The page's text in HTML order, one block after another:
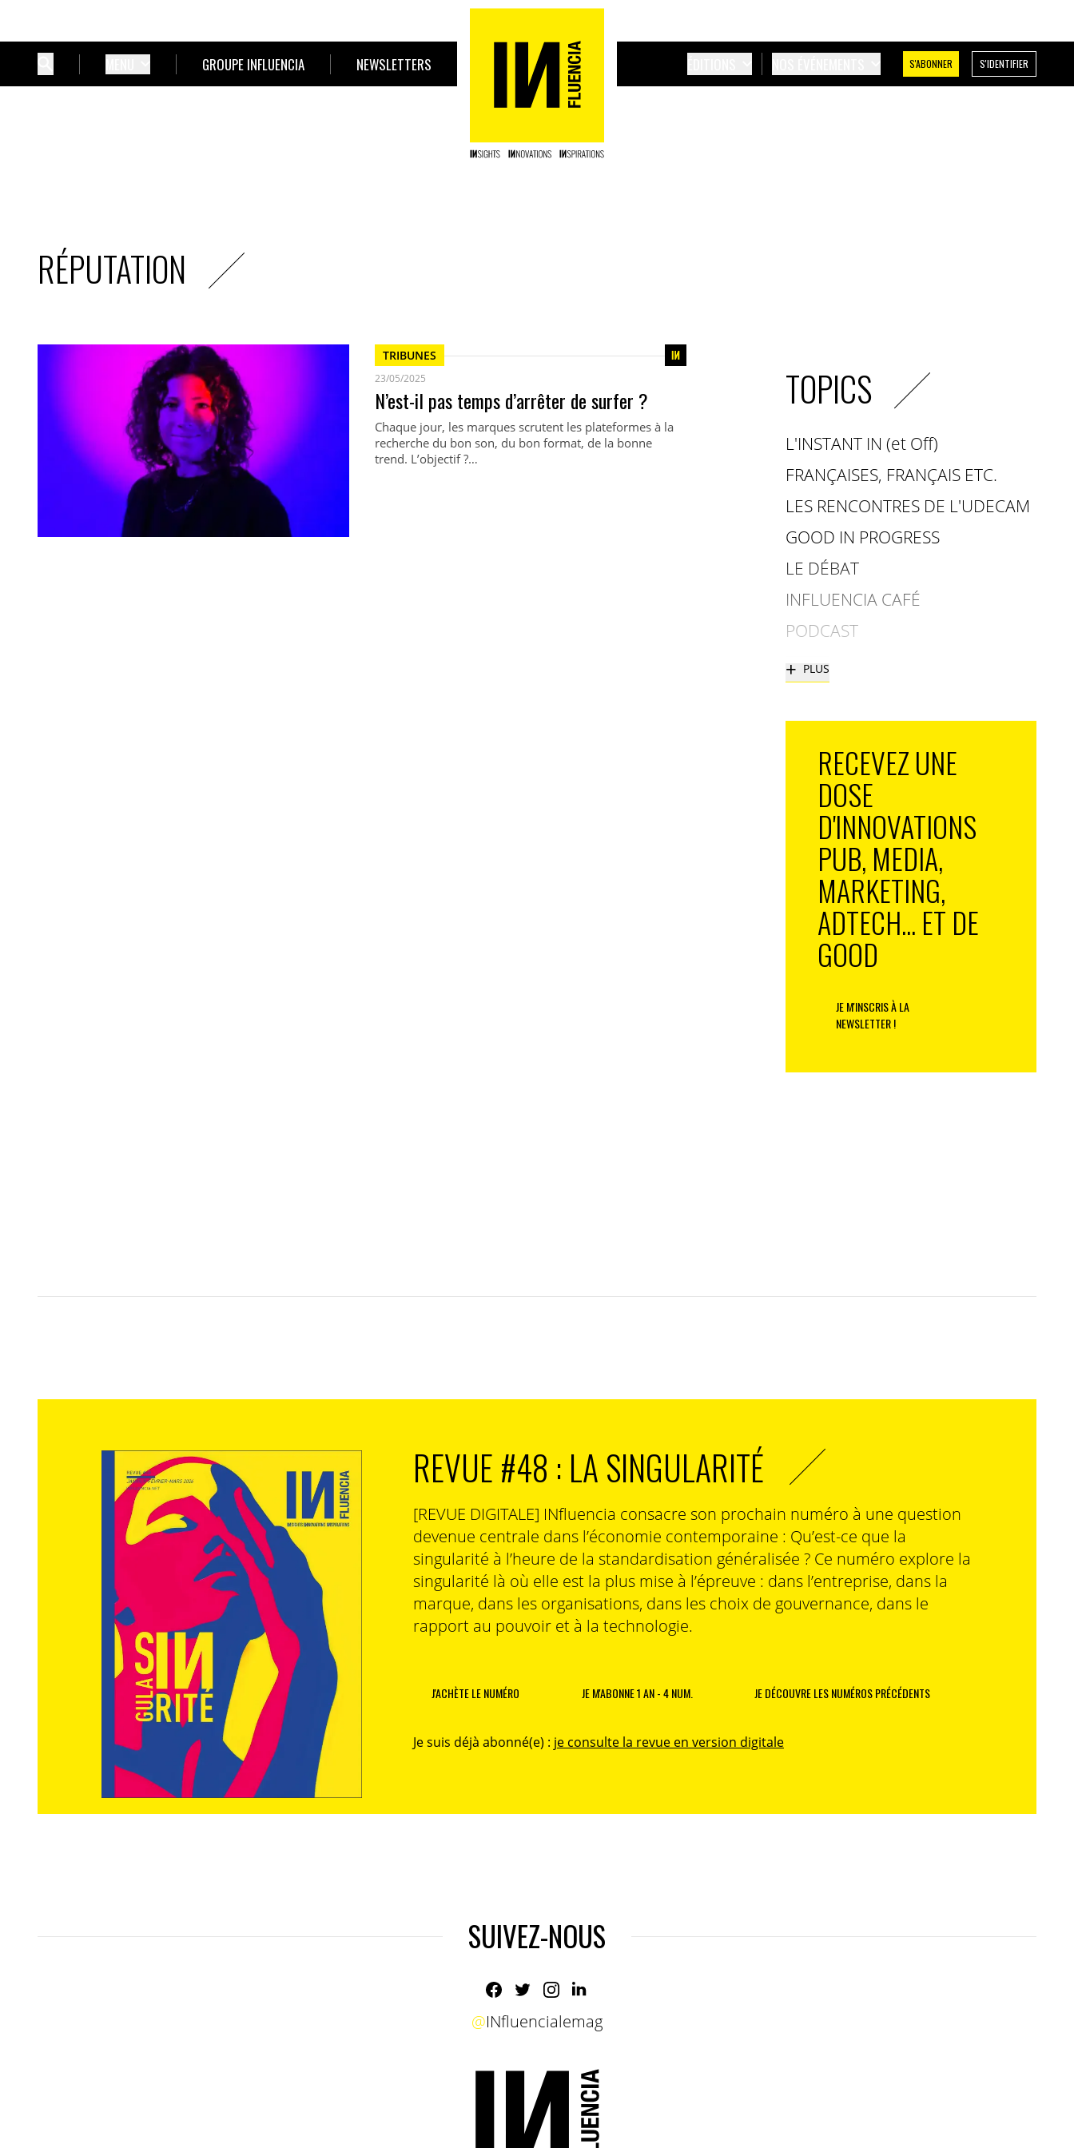
GROUPE INFLUENCIA NEWSLETTERS S'ABONNER S'IDENTIFIER
RÉPUTATION
TRIBUNES
23/05/2025
N’est-il pas temps d’arrêter de surfer ?
Chaque jour, les marques scrutent les plateformes à la
recherche du bon son, du bon format, de la bonne
trend. L’objectif ?…
TOPICS
L'INSTANT IN (et Off)
FRANÇAISES, FRANÇAIS ETC.
LES RENCONTRES DE L'UDECAM
GOOD IN PROGRESS
LE DÉBAT
INFLUENCIA CAFÉ
PODCAST
+ PLUS
RECEVEZ UNE
DOSE
D'INNOVATIONS
PUB, MEDIA,
MARKETING,
ADTECH... ET DE
GOOD
JE M'INSCRIS À LA
NEWSLETTER !
REVUE #48 : LA SINGULARITÉ
[REVUE DIGITALE] INfluencia consacre son prochain numéro à une question
devenue centrale dans l’économie contemporaine : Qu’est-ce que la
singularité à l’heure de la standardisation généralisée ? Ce numéro explore la
singularité là où elle est la plus mise à l’épreuve : dans l’entreprise, dans la
marque, dans les organisations, dans les choix de gouvernance, dans le
rapport au pouvoir et à la technologie.
J'ACHÈTE LE NUMÉRO JE M'ABONNE 1 AN - 4 NUM. JE DÉCOUVRE LES NUMÉROS PRÉCÉDENTS
Je suis déjà abonné(e) : je consulte la revue en version digitale
SUIVEZ-NOUS
@INfluencialemag